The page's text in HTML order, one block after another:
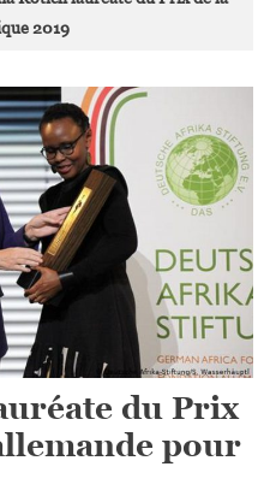
2019
du Prix
pour